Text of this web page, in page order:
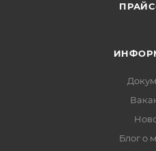
Блог о